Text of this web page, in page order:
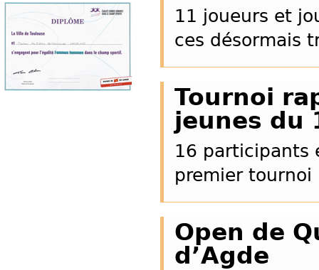
11 joueurs et
ces désormais
Tournoi
jeunes du
16 participants
premier
Open de
d’Agde